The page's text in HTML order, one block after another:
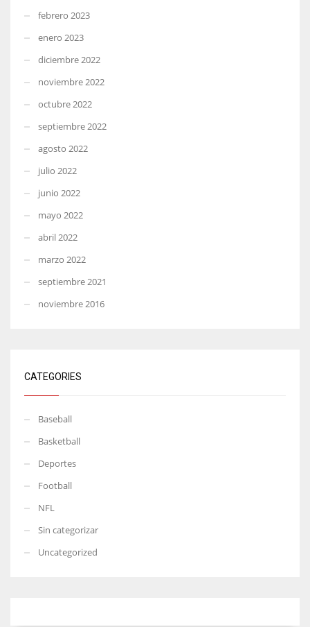
febrero 2023
enero 2023
diciembre 2022
noviembre 2022
octubre 2022
septiembre 2022
agosto 2022
julio 2022
junio 2022
mayo 2022
abril 2022
marzo 2022
septiembre 2021
noviembre 2016
CATEGORIES
Baseball
Basketball
Deportes
Football
NFL
Sin categorizar
Uncategorized